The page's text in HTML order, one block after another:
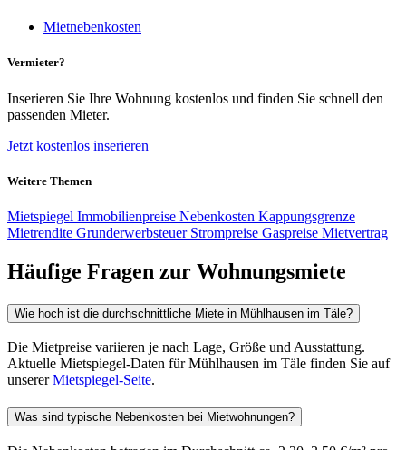
Mietnebenkosten
Vermieter?
Inserieren Sie Ihre Wohnung kostenlos und finden Sie schnell den
passenden Mieter.
Jetzt kostenlos inserieren
Weitere Themen
Mietspiegel Immobilienpreise Nebenkosten Kappungsgrenze
Mietrendite Grunderwerbsteuer Strompreise Gaspreise Mietvertrag
Häufige Fragen zur Wohnungsmiete
Wie hoch ist die durchschnittliche Miete in Mühlhausen im Täle?
Die Mietpreise variieren je nach Lage, Größe und Ausstattung.
Aktuelle Mietspiegel-Daten für Mühlhausen im Täle finden Sie auf
unsererMietspiegel-Seite.
Was sind typische Nebenkosten bei Mietwohnungen?